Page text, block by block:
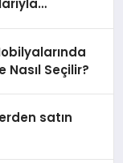
Nasıl Seçilir?
satın